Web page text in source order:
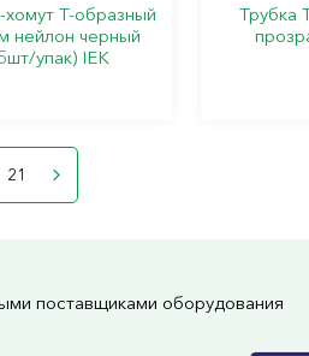
Т-образный
нейлон черный
упак) IEK
Трубка
21
поставщиками оборудования